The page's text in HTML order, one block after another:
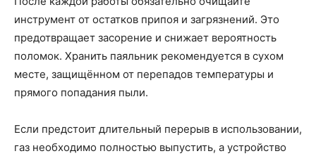
инструмент от остатков припоя и загрязнений. Это
предотвращает засорение и снижает вероятность
поломок. Хранить паяльник рекомендуется в сухом
месте, защищённом от перепадов температуры и
прямого попадания пыли.
Если предстоит длительный перерыв в использовании,
газ необходимо полностью выпустить, а устройство